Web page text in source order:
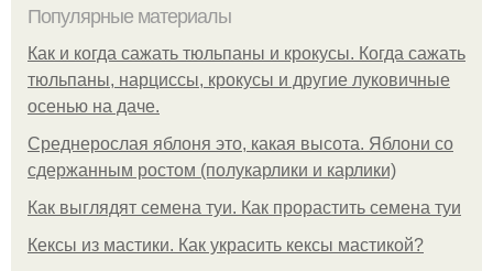
Популярные материалы
Как и когда сажать тюльпаны и крокусы. Когда сажать
тюльпаны, нарциссы, крокусы и другие луковичные
осенью на даче.
Среднерослая яблоня это, какая высота. Яблони со
сдержанным ростом (полукарлики и карлики)
Как выглядят семена туи. Как прорастить семена туи
Кексы из мастики. Как украсить кексы мастикой?